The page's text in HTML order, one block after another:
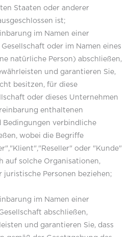
Staaten oder anderer
ist;
im Namen einer
oder im Namen eines
natürliche Person) abschließen,
und garantieren Sie,
besitzen, für diese
oder dieses Unternehmen
enthaltenen
Bedingungen verbindliche
wobei die Begriffe
oder "Kunde"
auf solche Organisationen,
juristische Personen beziehen;
im Namen einer
abschließen,
und garantieren Sie, dass